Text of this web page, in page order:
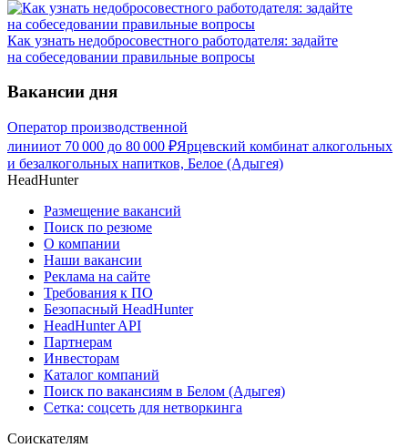
Как узнать недобросовестного работодателя: задайте
на собеседовании правильные вопросы
Вакансии дня
Оператор производственной
линииот 70 000 до 80 000 ₽Ярцевский комбинат алкогольных
и безалкогольных напитков, Белое (Адыгея)
HeadHunter
Размещение вакансий
Поиск по резюме
О компании
Наши вакансии
Реклама на сайте
Требования к ПО
Безопасный HeadHunter
HeadHunter API
Партнерам
Инвесторам
Каталог компаний
Поиск по вакансиям в Белом (Адыгея)
Сетка: соцсеть для нетворкинга
Соискателям